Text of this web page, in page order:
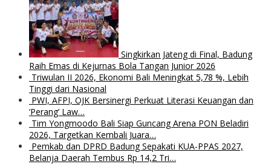
Singkirkan Jateng di Final, Badung
Raih Emas di Kejurnas Bola Tangan Junior 2026
Triwulan II 2026, Ekonomi Bali Meningkat 5,78 %, Lebih
Tinggi dari Nasional
PWI, AFPI, OJK Bersinergi Perkuat Literasi Keuangan dan
‘Perang’ Law…
Tim Yongmoodo Bali Siap Guncang Arena PON Beladiri
2026, Targetkan Kembali Juara…
Pemkab dan DPRD Badung Sepakati KUA-PPAS 2027,
Belanja Daerah Tembus Rp 14,2 Tri…